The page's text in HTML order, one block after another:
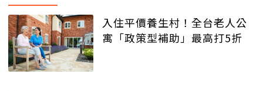
入住平價養生村！全台老人公
寓「政策型補助」最高打5折